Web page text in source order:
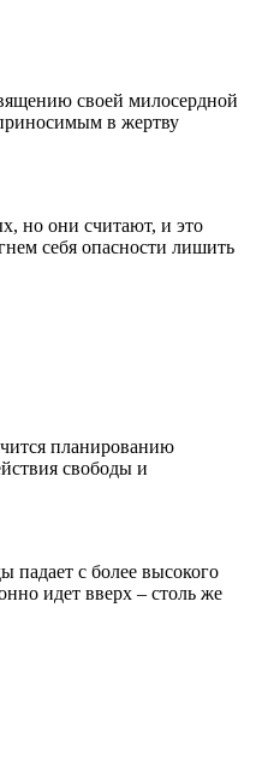
своей милосердной
в жертву
но они считают, и это
себя опасности лишить
планированию
свободы и
падает с более высокого
идет вверх – столь же